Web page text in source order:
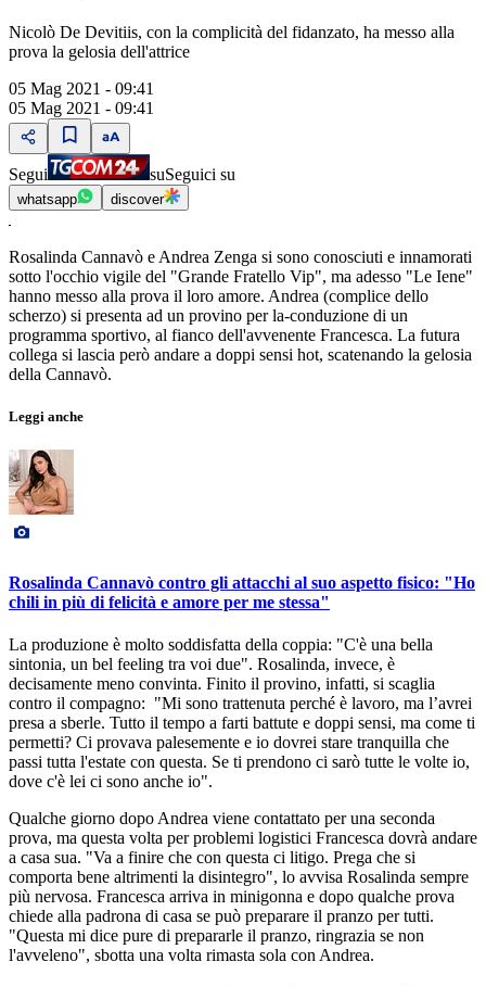
Nicolò De Devitiis, con la complicità del fidanzato, ha messo alla
prova la gelosia dell'attrice
05 Mag 2021 - 09:41
05 Mag 2021 - 09:41
Segui suSeguici su
whatsapp discover
Rosalinda Cannavò e Andrea Zenga si sono conosciuti e innamorati
sotto l'occhio vigile del "Grande Fratello Vip", ma adesso "Le Iene"
hanno messo alla prova il loro amore. Andrea (complice dello
scherzo) si presenta ad un provino per la-conduzione di un
programma sportivo, al fianco dell'avvenente Francesca. La futura
collega si lascia però andare a doppi sensi hot, scatenando la gelosia
della Cannavò.
Leggi anche
Rosalinda Cannavò contro gli attacchi al suo aspetto fisico: "Ho
chili in più di felicità e amore per me stessa"
La produzione è molto soddisfatta della coppia: "C'è una bella
sintonia, un bel feeling tra voi due". Rosalinda, invece, è
decisamente meno convinta. Finito il provino, infatti, si scaglia
contro il compagno: "Mi sono trattenuta perché è lavoro, ma l’avrei
presa a sberle. Tutto il tempo a farti battute e doppi sensi, ma come ti
permetti? Ci provava palesemente e io dovrei stare tranquilla che
passi tutta l'estate con questa. Se ti prendono ci sarò tutte le volte io,
dove c'è lei ci sono anche io".
Qualche giorno dopo Andrea viene contattato per una seconda
prova, ma questa volta per problemi logistici Francesca dovrà andare
a casa sua. "Va a finire che con questa ci litigo. Prega che si
comporta bene altrimenti la disintegro", lo avvisa Rosalinda sempre
più nervosa. Francesca arriva in minigonna e dopo qualche prova
chiede alla padrona di casa se può preparare il pranzo per tutti.
"Questa mi dice pure di prepararle il pranzo, ringrazia se non
l'avveleno", sbotta una volta rimasta sola con Andrea.